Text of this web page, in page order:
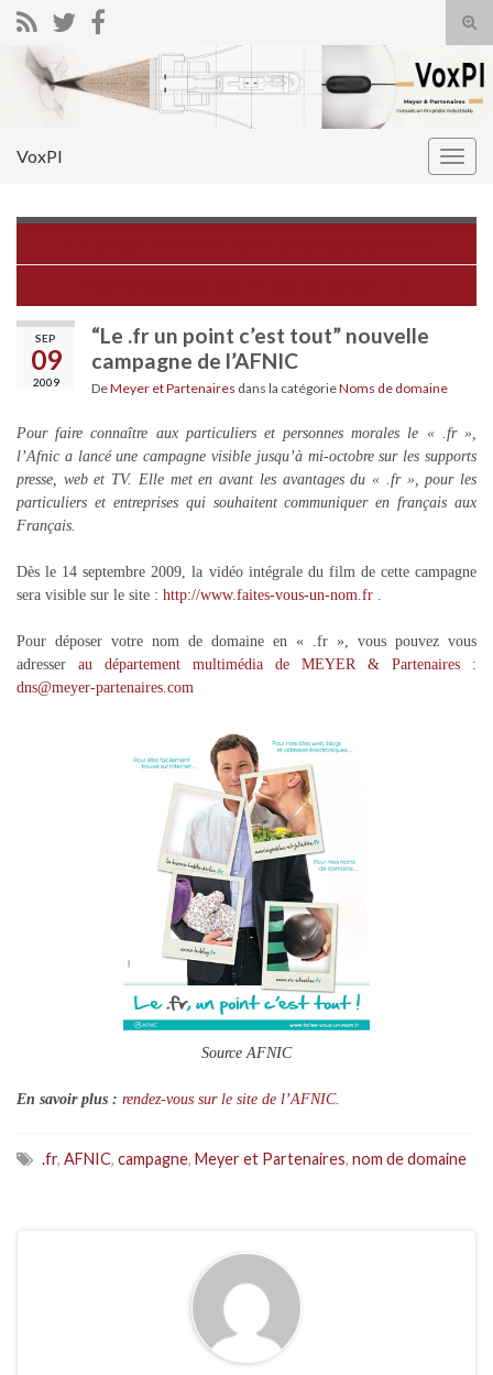
Search for:
VoxPI
SEP
09
2009
“Le .fr un point c’est tout” nouvelle
campagne de l’AFNIC
DeMeyer et Partenaires dans la catégorieNoms de domaine
Pour faire connaître aux particuliers et personnes morales le « .fr »,
l’Afnic a lancé une campagne visible jusqu’à mi-octobre sur les supports
presse, web et TV. Elle met en avant les avantages du « .fr », pour les
particuliers et entreprises qui souhaitent communiquer en français aux
Français.
Dès le 14 septembre 2009, la vidéo intégrale du film de cette campagne
sera visible sur le site : http://www.faites-vous-un-nom.fr
Pour déposer votre nom de domaine en « .fr », vous pouvez vous
adresser au département multimédia de MEYER & Partenaires :
dns@meyer-partenaires.com
Source AFNIC
En savoir plus : rendez-vous sur le site de l’AFNIC.
.fr, AFNIC, campagne, Meyer et Partenaires, nom de domaine